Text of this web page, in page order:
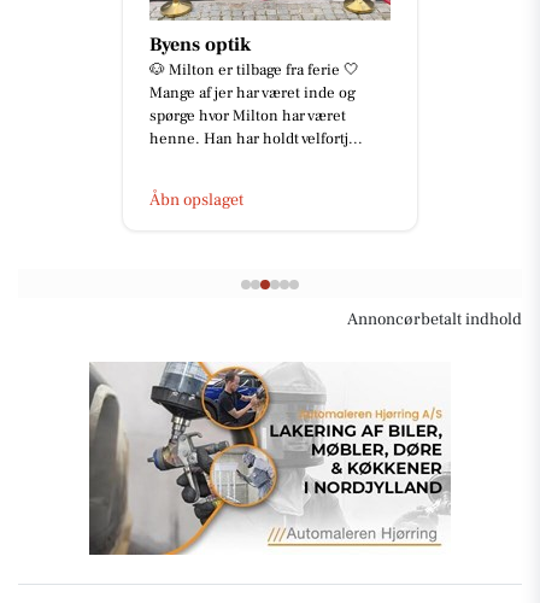
SPAR SKALLERUP A/S
Dansk økologi, når det er bedst! 🥣
🇩🇰 Grøn Balance og Øllingegaard
økologisk yoghurt er mærket med
3 hjerter i statens Dy...
Åbn opslaget
Annoncørbetalt indhold